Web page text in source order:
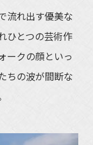
流れ出す優美な
ひとつの芸術作
ークの顔といっ
ちの波が間断な